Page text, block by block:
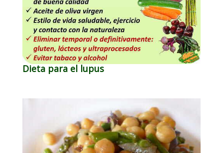
Dieta para el lupus